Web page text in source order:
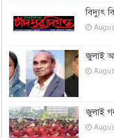
বিদ্যুৎ
জুলাই
জুলাই